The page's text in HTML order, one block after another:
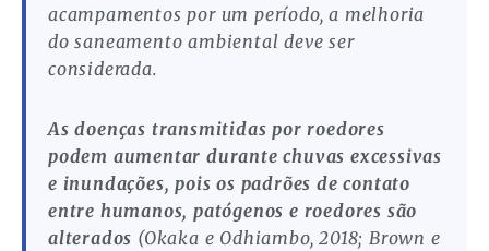
acampamentos por um período, a melhoria
do saneamento ambiental deve ser
considerada.
As doenças transmitidas por roedores
podem aumentar durante chuvas excessivas
e inundações, pois os padrões de contato
entre humanos, patógenos e roedores são
alterados (Okaka e Odhiambo, 2018; Brown e